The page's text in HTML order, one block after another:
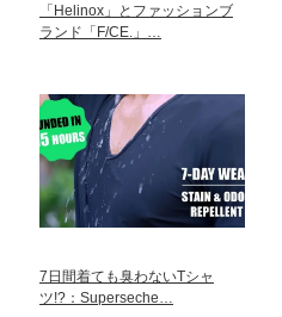
「Helinox」とファッションブ
ランド「F/CE.」…
7日間着ても臭わないTシャ
ツ!?：Superseche…